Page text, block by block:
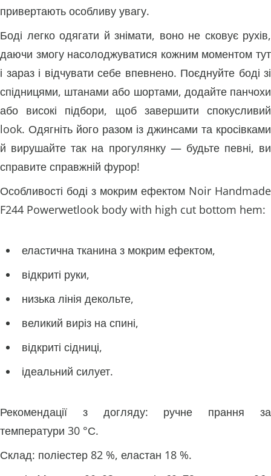
привертають особливу увагу.
Боді легко одягати й знімати, воно не сковує рухів,
даючи змогу насолоджуватися кожним моментом тут
і зараз і відчувати себе впевнено. Поєднуйте боді зі
спідницями, штанами або шортами, додайте панчохи
або високі підбори, щоб завершити спокусливий
look. Одягніть його разом із джинсами та кросівками
й вирушайте так на прогулянку — будьте певні, ви
справите справжній фурор!
Особливості боді з мокрим ефектом Noir Handmade
F244 Powerwetlook body with high cut bottom hem:
еластична тканина з мокрим ефектом,
відкриті руки,
низька лінія декольте,
великий виріз на спині,
відкриті сідниці,
ідеальний силует.
Рекомендації з догляду: ручне прання за
температури 30 °С.
Склад: поліестер 82 %, еластан 18 %.